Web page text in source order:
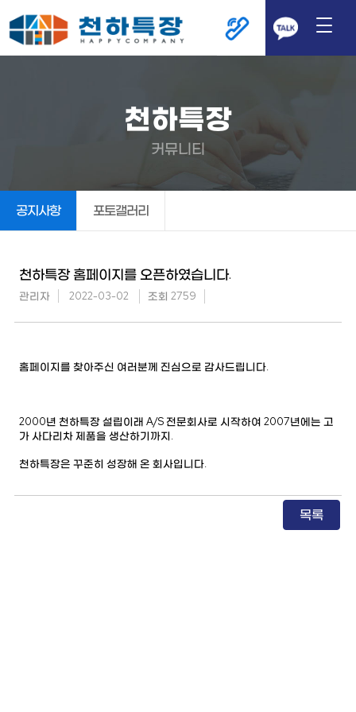
천하특장
커뮤니티
공지사항 포토갤러리
천하특장 홈페이지를 오픈하였습니다.
관리자 2022-03-02 조회 2759
홈페이지를 찾아주신 여러분께 진심으로 감사드립니다.
2000년 천하특장 설립이래 A/S 전문회사로 시작하여 2007년에는 고
가 사다리차 제품을 생산하기까지.
천하특장은 꾸준히 성장해 온 회사입니다.
목록